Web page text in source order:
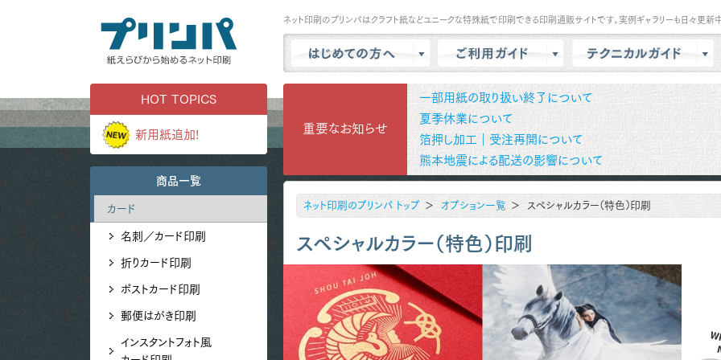
ネット印刷のプリンパはクラフト紙などユニークな特殊紙で印刷できる印刷通販サイトです。実例ギャラリーも日々更新
よくある質問
お問い合わせ
会員登録・ポイント
商品選択・カート
支払方法
データ入稿
配送方法/料金
テンプレート
印刷の基礎知識
HOT TOPICS
新用紙追加!
商品一覧
カード
名刺／カード印刷
折りカード印刷
ポストカード印刷
郵便はがき印刷
インスタントフォト風
重要なお知らせ
一部用紙の取り扱い終了について
夏季休業について
箔押し加工｜受注再開について
熊本地震による配送の影響について
ネット印刷のプリンパ トップ オプション一覧 スペシャルカラー（特色）印刷
スペシャルカラー（特色）印刷